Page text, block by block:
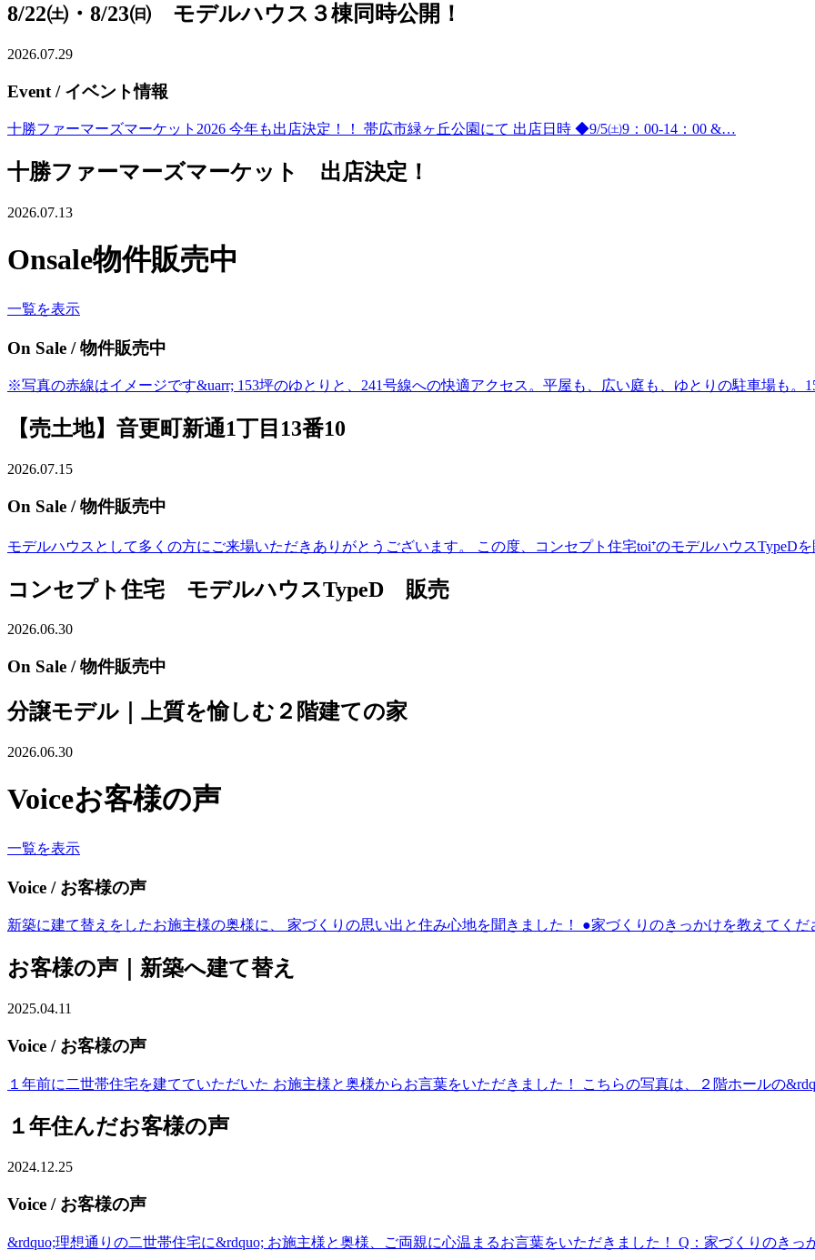
8/22㈯・8/23㈰ モデルハウス３棟同時公開！
2026.07.29
Event / イベント情報
十勝ファーマーズマーケット2026 今年も出店決定！！ 帯広市緑ヶ丘公園にて 出店日時 ◆9/5㈯9：00-14：00 &…
十勝ファーマーズマーケット 出店決定！
2026.07.13
Onsale物件販売中
一覧を表示
On Sale / 物件販売中
※写真の赤線はイメージです&uarr; 153坪のゆとりと、241号線への快適アクセス。平屋も、広い庭も、ゆとりの駐車場も。
【売土地】音更町新通1丁目13番10
2026.07.15
On Sale / 物件販売中
モデルハウスとして多くの方にご来場いただきありがとうございます。 この度、コンセプト住宅toi⁺のモデルハウスTypeD
コンセプト住宅 モデルハウスTypeD 販売
2026.06.30
On Sale / 物件販売中
分譲モデル｜上質を愉しむ２階建ての家
2026.06.30
Voiceお客様の声
一覧を表示
Voice / お客様の声
新築に建て替えをしたお施主様の奥様に、 家づくりの思い出と住み心地を聞きました！ ●家づくりのきっかけを教えてく
お客様の声｜新築へ建て替え
2025.04.11
Voice / お客様の声
１年前に二世帯住宅を建てていただいた お施主様と奥様からお言葉をいただきました！ こちらの写真は、２階ホールの
１年住んだお客様の声
2024.12.25
Voice / お客様の声
&rdquo;理想通りの二世帯住宅に&rdquo; お施主様と奥様、ご両親に心温まるお言葉をいただきました！ Q：家づくりのきっ